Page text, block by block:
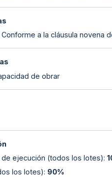
a la cláusula novena
de obrar
de ejecución (todos los lotes):
los lotes): 90%